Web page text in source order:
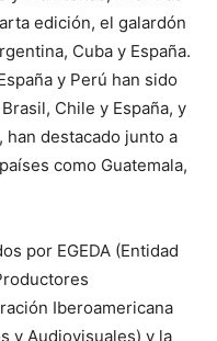
edición, el galardón
Cuba y España.
y Perú han sido
Chile y España, y
destacado junto a
como Guatemala,
por EGEDA (Entidad
Iberoamericana
y Audiovisuales) y la